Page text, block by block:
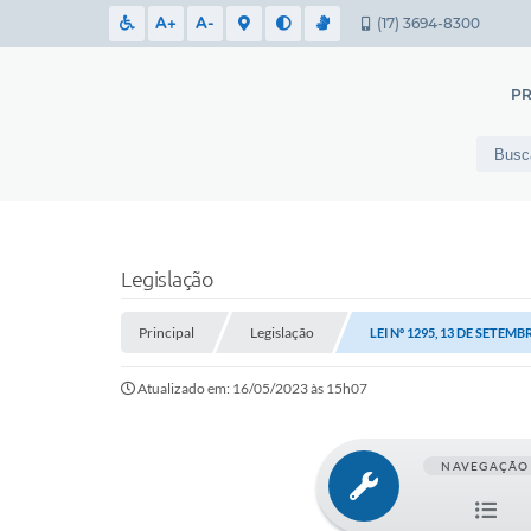
A+ A- (17) 3694-8300
Legislação
Principal Legislação LEI Nº 1295, 13 DE
Atualizado em: 16/05/2023 às 15h07
NAVEGAÇÃO